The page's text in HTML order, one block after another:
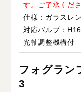
す。ご了承くださ
仕様：ガラスレ
対応バルブ：H16
光軸調整機構付
フォグラン
3